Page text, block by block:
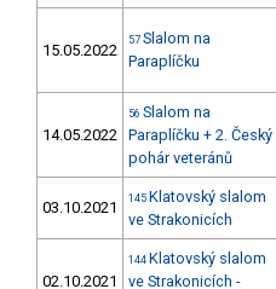
15.05.2022
57 Slalom na
Paraplíčku
14.05.2022
56 Slalom na
Paraplíčku + 2. Český
pohár veteránů
03.10.2021 145 Klatovský slalom
ve Strakonicích
02.10.2021
144 Klatovský slalom
ve Strakonicích -